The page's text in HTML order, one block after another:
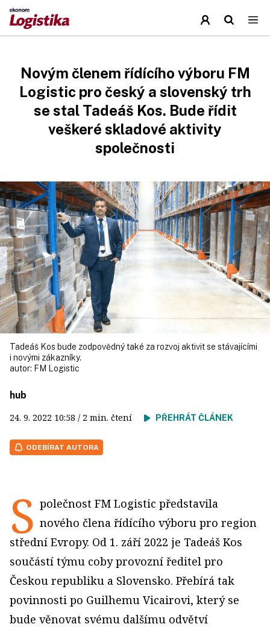
Novým členem řídícího výboru FM
Logistic pro český a slovenský trh
se stal Tadeáš Kos. Bude řídit
veškeré skladové aktivity
společnosti
Tadeáš Kos bude zodpovědný také za rozvoj aktivit se stávajícími
i novými zákazníky.
autor: FM Logistic
hub
24. 9. 2022 10:58 / 2 min. čtení PŘEHRÁT ČLÁNEK
ODEBÍRAT AUTORA
S polečnost FM Logistic představila
nového člena řídícího výboru pro region
střední Evropy. Od 1. září 2022 je Tadeáš Kos
součástí týmu coby provozní ředitel pro
Českou republiku a Slovensko. Přebírá tak
povinnosti po Guilhemu Vicairovi, který se
bude věnovat svému dalšímu odvětví